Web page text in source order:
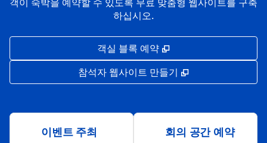
객이 숙박을 예약할 수 있도록 무료 맞춤형 웹사이트를 구축
하십시오.
객실 블록 예약 ,
참석자 웹사이트 만들기 ,
이벤트 주최 회의 공간 예약